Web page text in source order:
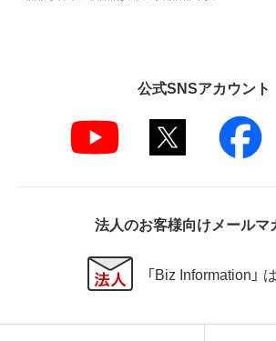
公式SNSアカウント
法人のお客様向けメールマ
「Biz Information」